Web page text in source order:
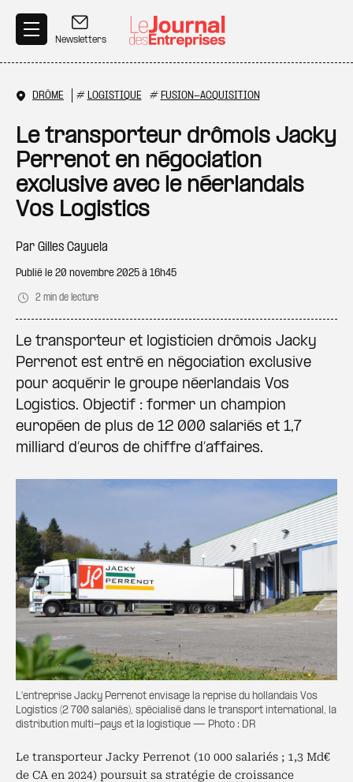
Newsletters
DRÔME # LOGISTIQUE # FUSION-ACQUISITION
Le transporteur drômois Jacky
Perrenot en négociation
exclusive avec le néerlandais
Vos Logistics
Par Gilles Cayuela
Publié le 20 novembre 2025 à 16h45
2 min de lecture
Le transporteur et logisticien drômois Jacky
Perrenot est entré en négociation exclusive
pour acquérir le groupe néerlandais Vos
Logistics. Objectif : former un champion
européen de plus de 12 000 salariés et 1,7
milliard d’euros de chiffre d’affaires.
L'entreprise Jacky Perrenot envisage la reprise du hollandais Vos
Logistics (2 700 salariés), spécialisé dans le transport international, la
distribution multi-pays et la logistique — Photo : DR
Le transporteur Jacky Perrenot (10 000 salariés ; 1,3 Md€
de CA en 2024) poursuit sa stratégie de croissance